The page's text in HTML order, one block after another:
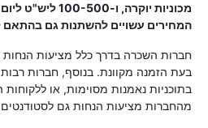
מכוניות יוקרה, ו-
המחירים עשויים להשתנות גם
חברות השכרה בדרך כלל מציעות הנחות
בעת הזמנה מקוונת. בנוסף, חברות
בתוכניות נאמנות מסוימות, או
מהחברות מציעות הנחות גם